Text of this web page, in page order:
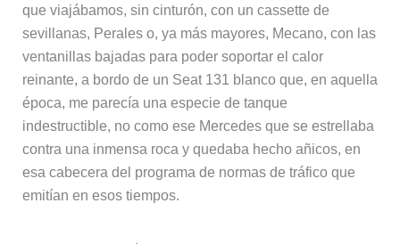
que viajábamos, sin cinturón, con un cassette de
sevillanas, Perales o, ya más mayores, Mecano, con las
ventanillas bajadas para poder soportar el calor
reinante, a bordo de un Seat 131 blanco que, en aquella
época, me parecía una especie de tanque
indestructible, no como ese Mercedes que se estrellaba
contra una inmensa roca y quedaba hecho añicos, en
esa cabecera del programa de normas de tráfico que
emitían en esos tiempos.